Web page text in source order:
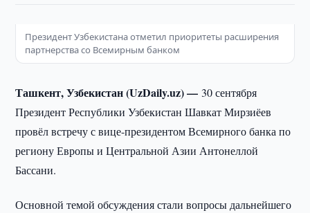
Президент Узбекистана отметил приоритеты расширения
партнерства со Всемирным банком
Ташкент, Узбекистан (UzDaily.uz) —30 сентября
Президент Республики Узбекистан Шавкат Мирзиёев
провёл встречу с вице-президентом Всемирного банка по
региону Европы и Центральной Азии Антонеллой
Бассани.
Основной темой обсуждения стали вопросы дальнейшего